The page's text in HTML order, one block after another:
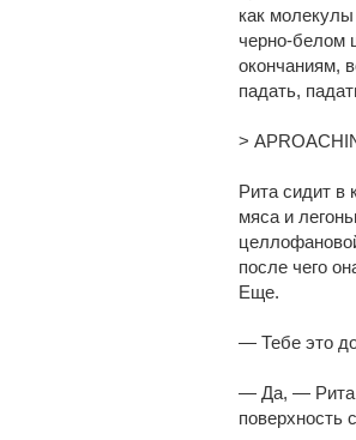
как
черно-белом
окончаниям,
падать,
>
Рита сидит в
мяса и
после чего
Еще.
— Тебе это
— Да, — Рита
поверхность